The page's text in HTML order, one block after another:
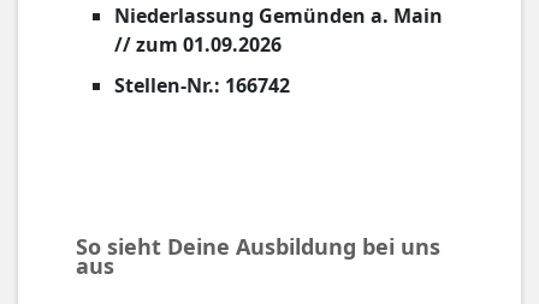
Niederlassung Gemünden a. Main
// zum 01.09.2026
Stellen-Nr.: 166742
So sieht Deine Ausbildung bei uns
aus